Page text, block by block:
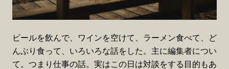
ビールを飲んで、ワインを空けて、ラーメン食べて、ど
んぶり食って、いろいろな話をした。主に編集者につい
て。つまり仕事の話。実はこの日は対談をする目的もあ